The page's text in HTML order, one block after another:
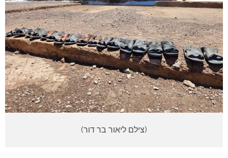
(צילם ליאור בר דור)